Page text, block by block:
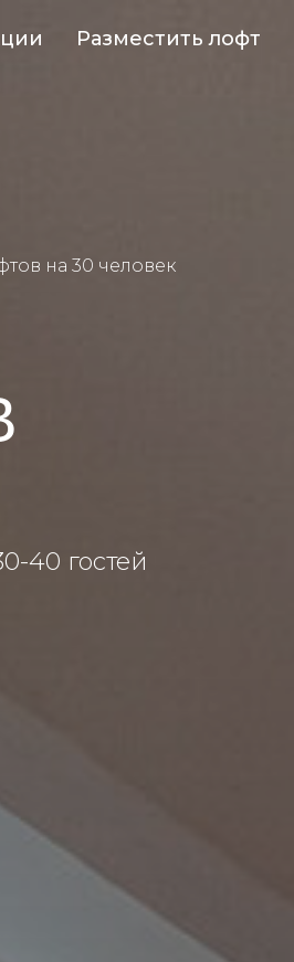
Разместить лофт
на 30 человек
40 гостей